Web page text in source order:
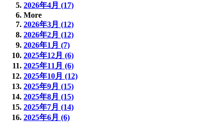
2026年4月 (17)
More
2026年3月 (12)
2026年2月 (12)
2026年1月 (7)
2025年12月 (6)
2025年11月 (6)
2025年10月 (12)
2025年9月 (15)
2025年8月 (15)
2025年7月 (14)
2025年6月 (6)